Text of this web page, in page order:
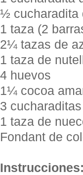
½ cucharadita
1 taza (2
2¼ tazas de
1 taza de
4 huevos
1¼ cocoa
3
1 taza de
Fondant de
Instrucciones: